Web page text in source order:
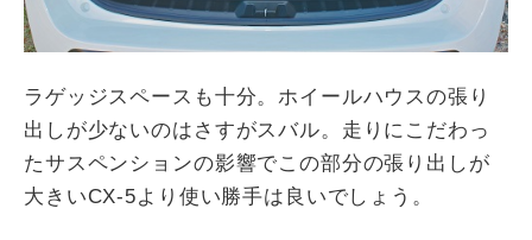
ラゲッジスペースも十分。ホイールハウスの張り
出しが少ないのはさすがスバル。走りにこだわっ
たサスペンションの影響でこの部分の張り出しが
大きいCX-5より使い勝手は良いでしょう。